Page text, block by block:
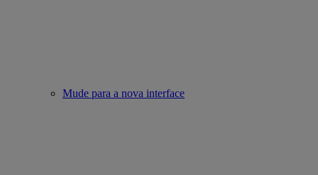
Mude para a nova interface